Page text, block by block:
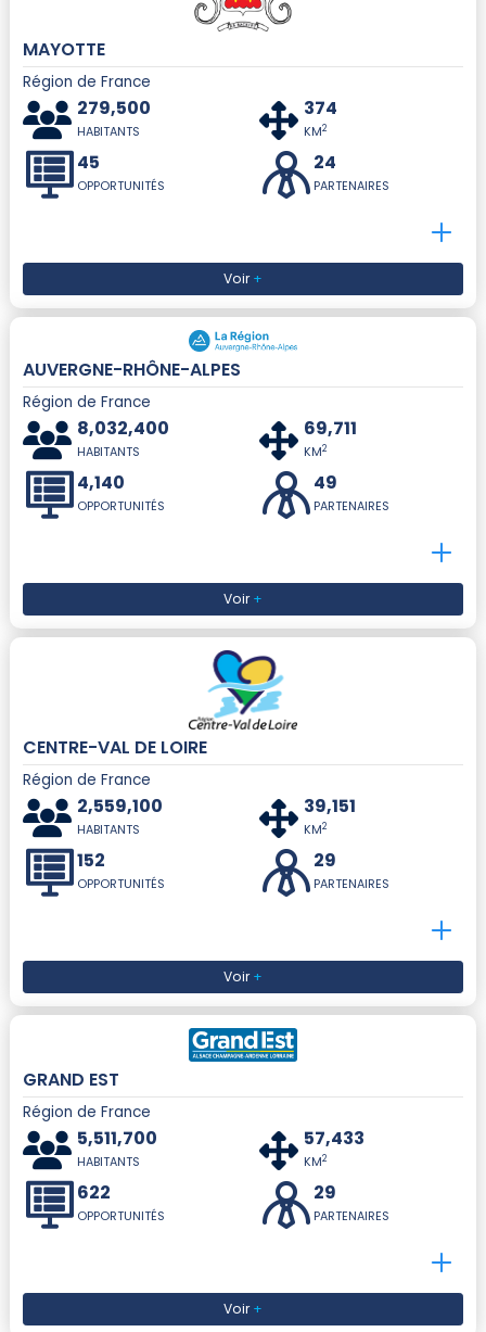
MAYOTTE
Région de France
279,500
HABITANTS
374
KM2
45
OPPORTUNITÉS
24
PARTENAIRES
Voir+
AUVERGNE-RHÔNE-ALPES
Région de France
8,032,400
HABITANTS
69,711
KM2
4,140
OPPORTUNITÉS
49
PARTENAIRES
Voir+
CENTRE-VAL DE LOIRE
Région de France
2,559,100
HABITANTS
39,151
KM2
152
OPPORTUNITÉS
29
PARTENAIRES
Voir+
GRAND EST
Région de France
5,511,700
HABITANTS
57,433
KM2
622
OPPORTUNITÉS
29
PARTENAIRES
Voir+